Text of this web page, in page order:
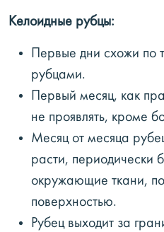
Келоидные рубцы:
Первые дни схожи по
рубцами.
Первый месяц, как
не проявлять, кроме
Месяц от месяца
расти, периодически
окружающие ткани,
поверхностью.
Рубец выходит за